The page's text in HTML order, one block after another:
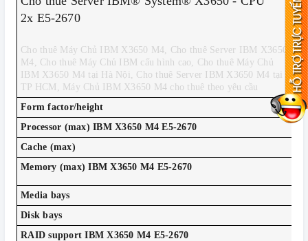
2x E5-2670
Cho thuê Máy Chủ IBM X3650 M4, Cho thuê Server IBM X3650
M4, Cho thuê Máy Chủ IBM cấu hình cao, Cho thuê Máy Chủ
IBM X3650 M4 tại Hà Nội, Cho thuê Server IBM X3650 M4 tại
TP HCM, Máy Chủ IBM X3650 M4 cho thuê theo yêu cầu
Form factor/height 2U
Processor (max) IBM X3650 M4 E5-2670
Cache (max)
Memory (max) IBM X3650 M4 E5-2670
Media bays
Disk bays
RAID support IBM X3650 M4 E5-2670